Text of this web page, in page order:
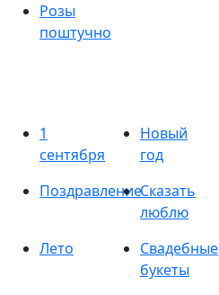
Розы
поштучно
1
сентября
Новый
год
ПоздравлениеСказать
люблю
Лето
Свадебные
букеты